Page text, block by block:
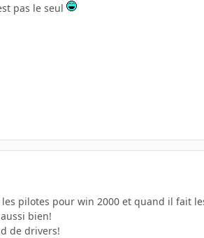
pas le seul
pilotes pour win 2000 et quand il fait
bien!
de drivers!